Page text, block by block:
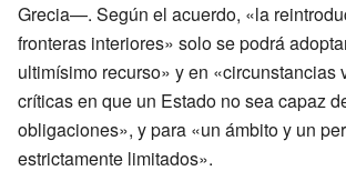
Grecia—. Según el acuerdo, «la
fronteras interiores» solo se podrá
ultimísimo recurso» y en «circunstancias
críticas en que un Estado no sea capaz
obligaciones», y para «un ámbito y un
estrictamente limitados».